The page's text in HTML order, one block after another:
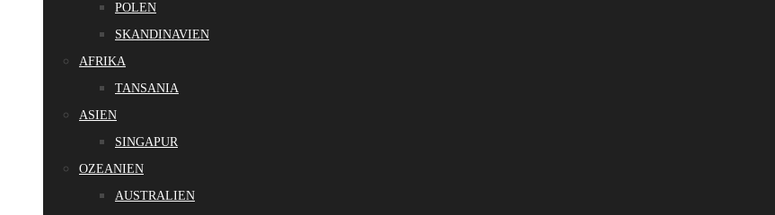
POLEN
SKANDINAVIEN
AFRIKA
TANSANIA
ASIEN
SINGAPUR
OZEANIEN
AUSTRALIEN